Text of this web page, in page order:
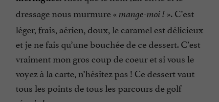
dressage nous murmure « mange-moi ! ». C’est
léger, frais, aérien, doux, le caramel est délicieux
et je ne fais qu’une bouchée de ce dessert. C’est
vraiment mon gros coup de coeur et si vous le
voyez à la carte, n’hésitez pas ! Ce dessert vaut
tous les points de tous les parcours de golf